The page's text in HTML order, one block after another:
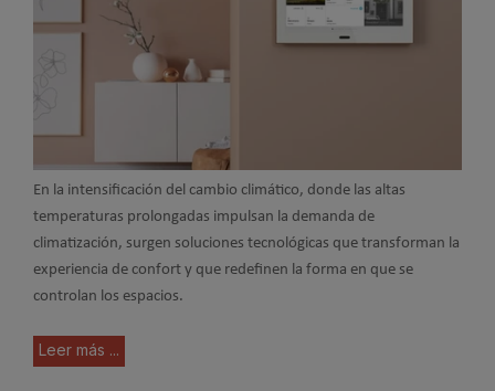
En la intensificación del cambio climático, donde las altas
temperaturas prolongadas impulsan la demanda de
climatización, surgen soluciones tecnológicas que transforman la
experiencia de confort y que redefinen la forma en que se
controlan los espacios.
Leer más ...